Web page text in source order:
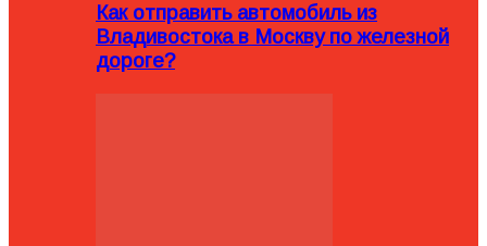
Как отправить автомобиль из
Владивостока в Москву по железной
дороге?